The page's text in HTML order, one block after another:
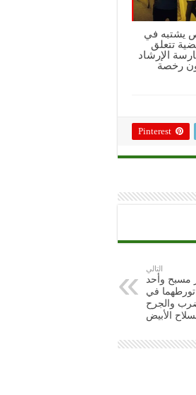
يشتبه في
تتعلق
الإرشاد
رخصة
Pinterest
التالي
مسبح وأحد
تورطهما في
والجرح
الأبيض